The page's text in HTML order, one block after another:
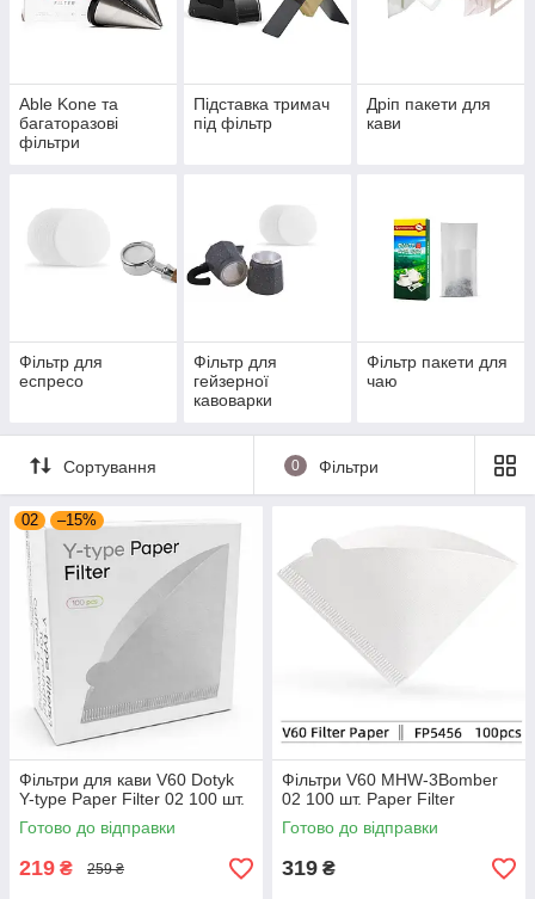
Able Kone та
багаторазові
фільтри
Підставка тримач
під фільтр
Дріп пакети для
кави
Фільтр для
еспресо
Фільтр для
гейзерної
кавоварки
Фільтр пакети для
чаю
Сортування 0 Фільтри
02 –15%
Фільтри для кави V60 Dotyk
Y-type Paper Filter 02 100 шт.
Готово до відправки
219 ₴ 259 ₴
Фільтри V60 MHW-3Bomber
02 100 шт. Paper Filter
Готово до відправки
319 ₴